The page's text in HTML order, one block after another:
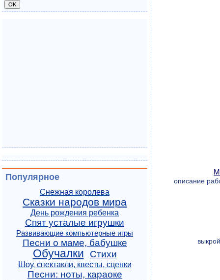
описание
Популярное
Снежная королева
Сказки народов мира
День рождения ребенка
Спят усталые игрушки
Развивающие компьютерные игры
Песни о маме, бабушке
Обучалки Стихи
Шоу, спектакли, квесты, сценки
Песни: ноты, караоке